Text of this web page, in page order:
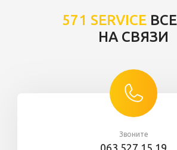
571 SERVICE
НА СВЯЗИ
Звоните